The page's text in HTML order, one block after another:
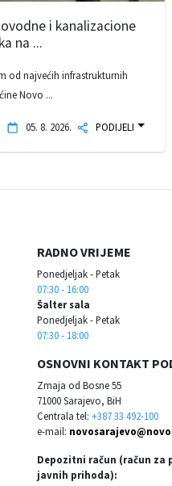
i kanalizacione
na ...
od najvećih infrastrukturnih
Novo ...
05. 8. 2026. PODIJELI
RADNO VRIJEME
Ponedjeljak - Petak
07:30 - 16:00
Šalter sala
Ponedjeljak - Petak
07:30 - 18:00
OSNOVNI KONTAKT
Zmaja od Bosne 55
71000 Sarajevo, BiH
Centrala tel: +387 33 492-100
e-mail:
Depozitni račun (račun za
javnih prihoda):